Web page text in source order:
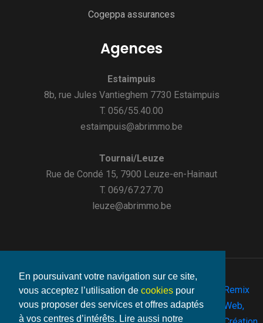
En poursuivant votre navigation sur ce site,
vous acceptez l’utilisation de cookies pour
vous proposer des services et offres adaptés
à vos centres d’intérêts. Lire aussi notre
Cogeppa assurances
Agences
Estaimpuis
8b, rue Jules Vantieghem 7730 Estaimpuis
T. 056/55.40.00
estaimpuis@abrimmo.be
Tournai/Leuze
Rue de Condé 15, 7900 Leuze-en-Hainaut
T. 069/67.27.70
leuze@abrimmo.be
©2026
Vie - Make
Remix
Web,